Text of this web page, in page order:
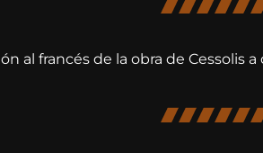
al francés de la obra de Cessolis